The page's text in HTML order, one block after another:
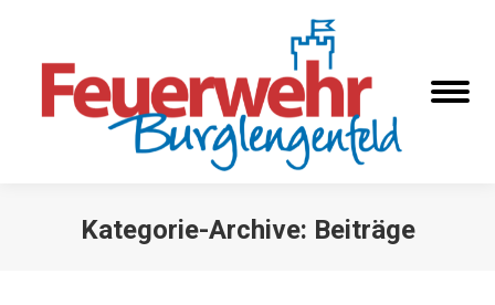
Kategorie-Archive: Beiträge